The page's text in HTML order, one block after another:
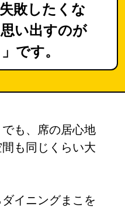
敗したくな
い出すのが
です。
も、席の居心地
も同じくらい大
イニングまこを